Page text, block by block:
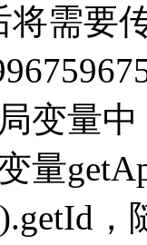
将需要
变量
量